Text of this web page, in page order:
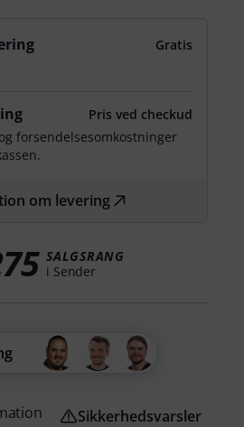
Gratis
Pris ved checkud
forsendelsesomkostninger
om levering
SALGSRANG
i Sender
Sikkerhedsvarsler